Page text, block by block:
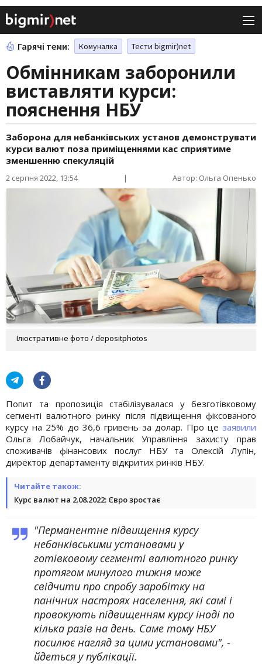
Гарячі теми: Комуналка Тести bigmir)net
Обмінникам заборонили
виставляти курси:
пояснення НБУ
Заборона для небанківських установ демонструвати
курси валют поза приміщеннями кас сприятиме
зменшенню спекуляцій
2 серпня 2022, 13:54 | Автор: Ольга Опенько
Ілюстративне фото / depositphotos
Попит та пропозиція стабілізувалася у безготівковому
сегменті валютного ринку після підвищення фіксованого
курсу на 25% до 36,6 гривень за долар. Про це заявили
Ольга Лобайчук, начальник Управління захисту прав
споживачів фінансових послуг НБУ та Олексій Лупін,
директор департаменту відкритих ринків НБУ.
Читайте також:
Курс валют на 2.08.2022: Євро зростає
"Перманентне підвищення курсу
небанківськими установами у
готівковому сегменті валютного ринку
протягом минулого тижня може
свідчити про спробу заробітку на
панічних настроях населення, які самі і
провокують підвищенням курсу іноді по
кілька разів на день. Саме тому НБУ
посилює нагляд за цими установами", -
йдеться у публікації.